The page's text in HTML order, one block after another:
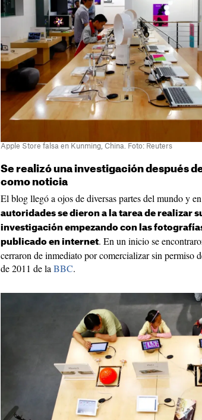
Apple Store falsa en Kunming, China. Foto: Reuters
Se realizó una investigación después
como noticia
El blog llegó a ojos de diversas partes del mundo y
autoridades se dieron a la tarea de realizar
investigación empezando con las
publicado en internet. En un inicio se
cerraron de inmediato por comercializar sin permiso
de 2011 de la BBC.